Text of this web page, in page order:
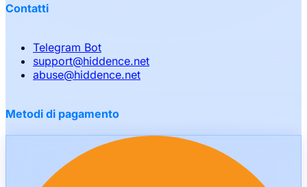
Contatti
Telegram Bot
support@hiddence.net
abuse@hiddence.net
Metodi di pagamento